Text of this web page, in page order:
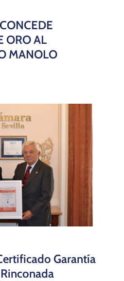
ORO AL
MANOLO
Garantía